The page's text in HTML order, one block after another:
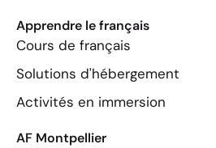
Apprendre le français
Cours de français
Solutions d'hébergement
Activités en immersion
AF Montpellier